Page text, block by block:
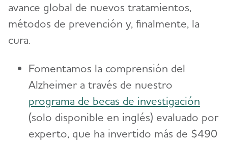
avance global de nuevos tratamientos,
métodos de prevención y, finalmente, la
cura.
Fomentamos la comprensión del
Alzheimer a través de nuestro
programa de becas de investigación
(solo disponible en inglés) evaluado por
experto, que ha invertido más de $490